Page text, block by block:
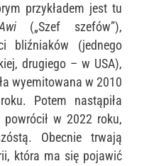
przykładem jest tu
(„Szef szefów”),
bliźniaków (jednego
drugiego – w USA),
wyemitowana w 2010
Potem nastąpiła
w 2022 roku,
Obecnie trwają
która ma się pojawić